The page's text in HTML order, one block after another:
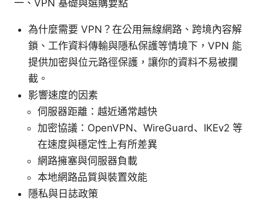
一、VPN 基礎與選購要點
為什麼需要 VPN？在公用無線網路、跨境內容解
鎖、工作資料傳輸與隱私保護等情境下，VPN 能
提供加密與位元路徑保護，讓你的資料不易被攔
截。
影響速度的因素
伺服器距離：越近通常越快
加密協議：OpenVPN、WireGuard、IKEv2 等
在速度與穩定性上有所差異
網路擁塞與伺服器負載
本地網路品質與裝置效能
隱私與日誌政策